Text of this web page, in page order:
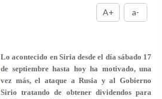
A+ a-
Lo acontecido en Siria desde el día sábado 17
de septiembre hasta hoy ha motivado, una
vez más, el ataque a Rusia y al Gobierno
Sirio tratando de obtener dividendos para